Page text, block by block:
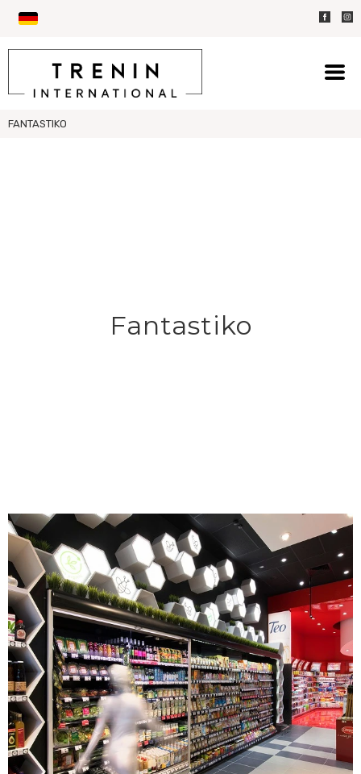
FANTASTIKO
Fantastiko